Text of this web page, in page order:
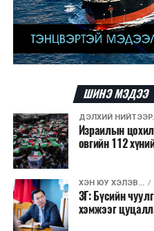
ШИНЭ МЭДЭЭ
ДЭЛХИЙ
Израилын
овгийн 112
ХЭН ЮУ ХЭЛЭВ...
ЗГ: Бүсийн
хэмжээг